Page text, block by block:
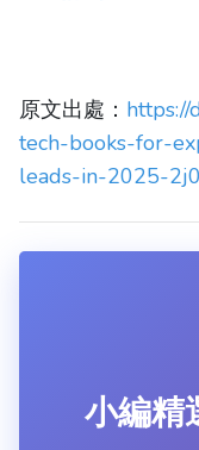
原文出處：
tech-books-for-
leads-in-2025-
小編精